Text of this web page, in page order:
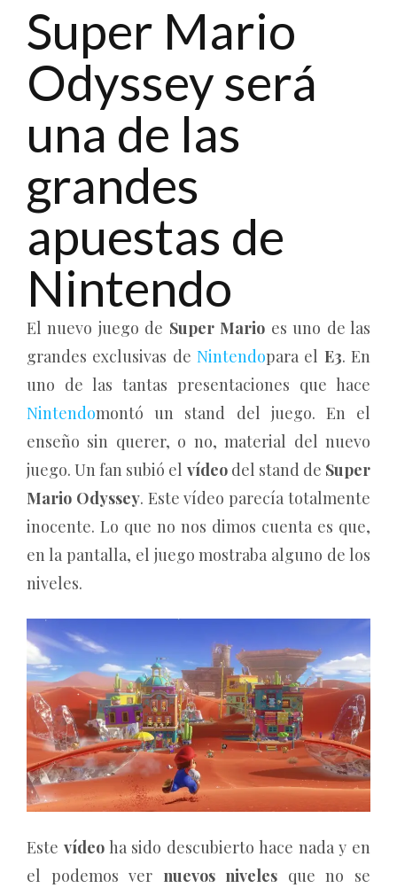
Super Mario
Odyssey será
una de las
grandes
apuestas de
Nintendo
El nuevo juego de Super Mario es uno de las
grandes exclusivas de Nintendopara el E3. En
uno de las tantas presentaciones que hace
Nintendomontó un stand del juego. En el
enseño sin querer, o no, material del nuevo
juego. Un fan subió el vídeodel stand de Super
Mario Odyssey. Este vídeo parecía totalmente
inocente. Lo que no nos dimos cuenta es que,
en la pantalla, el juego mostraba alguno de los
niveles.
Este vídeoha sido descubierto hace nada y en
el podemos ver nuevos niveles que no se